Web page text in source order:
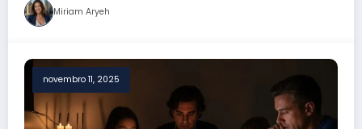
Miriam Aryeh
novembro 11, 2025